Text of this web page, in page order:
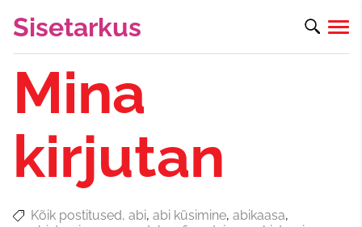
Sisetarkus
Mina
kirjutan
Kõik postitused abi abi küsimine abikaasa